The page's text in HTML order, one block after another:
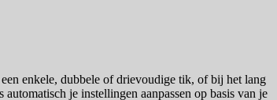
enkele, dubbele of drievoudige tik, of bij het lang
je instellingen aanpassen op basis van je